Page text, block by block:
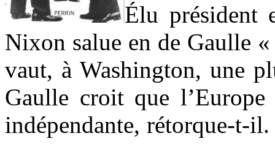
Élu président
Nixon salue en de Gaulle
vaut, à Washington, une
Gaulle croit que
indépendante, rétorque-t-